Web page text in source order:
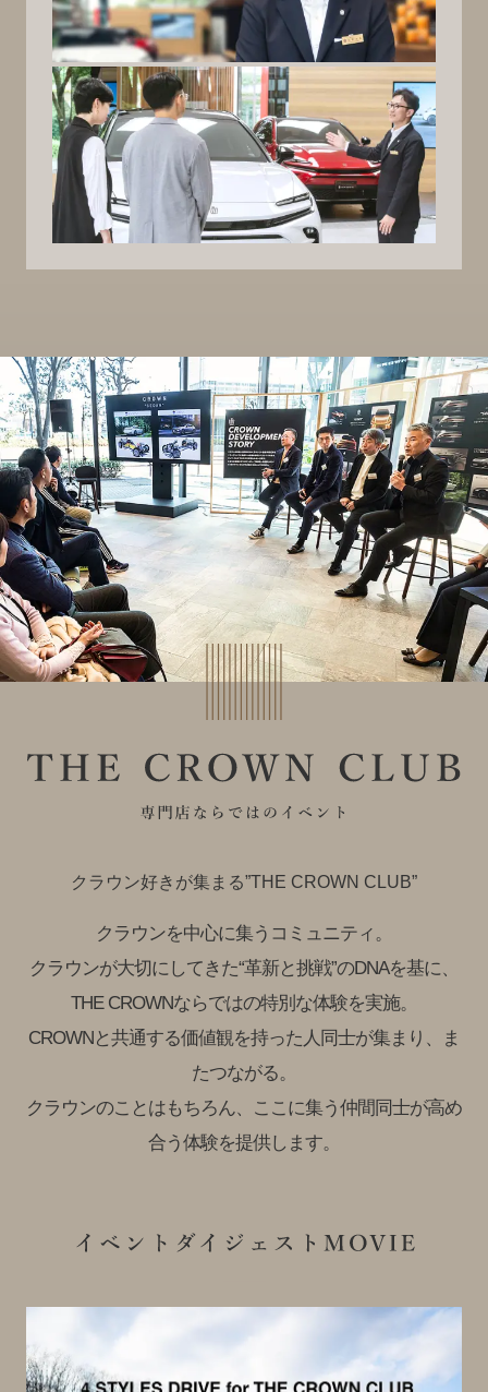
クラウン好きが集まる”THE CROWN CLUB”
クラウンを中心に集うコミュニティ。
クラウンが大切にしてきた“革新と挑戦”のDNAを基に、
THE CROWNならではの特別な体験を実施。
CROWNと共通する価値観を持った人同士が集まり、ま
たつながる。
クラウンのことはもちろん、ここに集う仲間同士が高め
合う体験を提供します。